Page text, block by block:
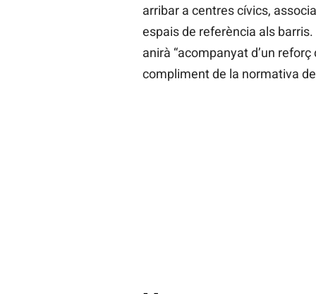
arribar a centres cívics,
espais de referència als
anirà “acompanyat d’un
compliment de la normativa